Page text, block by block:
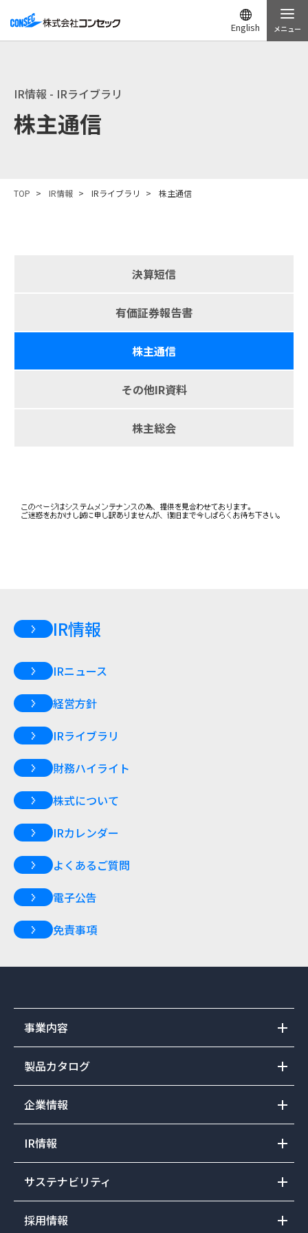
English メニュー
IR情報 - IRライブラリ
株主通信
TOP IR情報 IRライブラリ 株主通信
決算短信
有価証券報告書
株主通信
その他IR資料
株主総会
IR情報
IRニュース
経営方針
IRライブラリ
財務ハイライト
株式について
IRカレンダー
よくあるご質問
電子公告
免責事項
事業内容
製品カタログ
企業情報
IR情報
サステナビリティ
採用情報